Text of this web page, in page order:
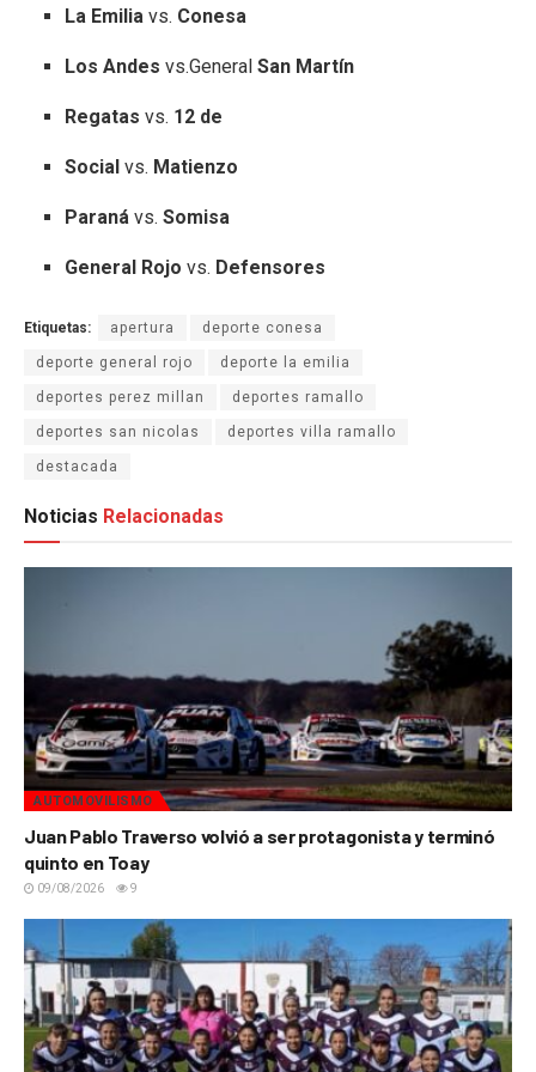
La Emilia vs. Conesa
Los Andes vs.GeneralSan Martín
Regatas vs. 12 de
Social vs. Matienzo
Paraná vs.Somisa
General Rojo vs. Defensores
Etiquetas: apertura deporte conesa
deporte general rojo deporte la emilia
deportes perez millan deportes ramallo
deportes san nicolas deportes villa ramallo
destacada
Noticias Relacionadas
AUTOMOVILISMO
Juan Pablo Traverso volvió a ser protagonista y terminó
quinto en Toay
09/08/2026 9